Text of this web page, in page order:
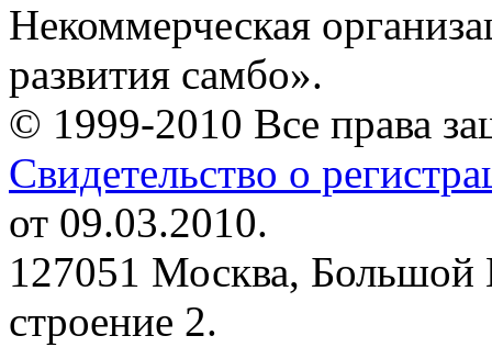
Некоммерческая
развития самбо».
© 1999-2010 Все права
Свидетельство о
от 09.03.2010.
127051 Москва, Большой
строение 2.